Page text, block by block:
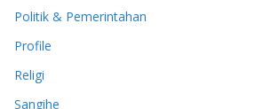
Politik & Pemerintahan
Profile
Religi
Sangihe